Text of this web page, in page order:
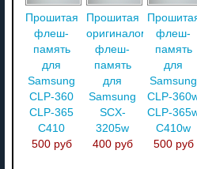
Прошитая
флеш-
память
для
Samsung
CLP-360
CLP-365
C410
500 руб
Прошитая
оригиналом
флеш-
память
для
Samsung
SCX-
3205w
400 руб
флеш-
память
для
Samsung
CLP-
CLP-
C410w
500 руб